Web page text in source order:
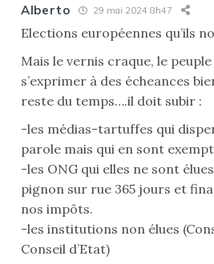
Alberto 29 mai 2024 8h47
Elections européennes qu’ils
Mais le vernis craque, le
s’exprimer à des écheances
reste du temps….il doit subir :
-les médias-tartuffes qui
parole mais qui en sont
-les ONG qui elles ne sont
pignon sur rue 365 jours et
nos impôts.
-les institutions non élues
Conseil d’Etat)